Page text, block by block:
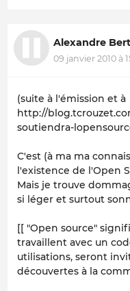
Alexandre
09 janvier 2010 à
(suite à l'émission et à
http://
soutiendra-
C'est (à ma ma
l'existence de l'Open
Mais je trouve
si léger et surtout
[[ "Open source"
travaillent avec un
utilisations, seront
découvertes à la